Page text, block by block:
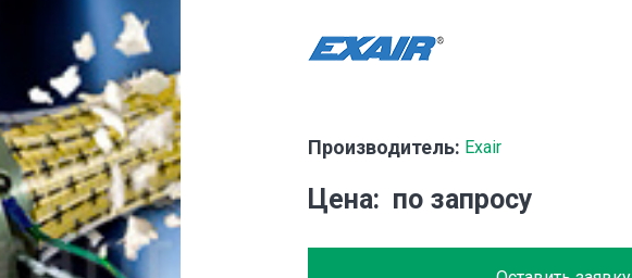
Производитель: Exair
Цена по запросу